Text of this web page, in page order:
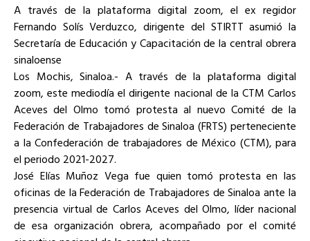
A través de la plataforma digital zoom, el ex regidor
Fernando Solís Verduzco, dirigente del STIRTT asumió la
Secretaría de Educación y Capacitación de la central obrera
sinaloense
Los Mochis, Sinaloa.- A través de la plataforma digital
zoom, este mediodía el dirigente nacional de la CTM Carlos
Aceves del Olmo tomó protesta al nuevo Comité de la
Federación de Trabajadores de Sinaloa (FRTS) perteneciente
a la Confederación de trabajadores de México (CTM), para
el periodo 2021-2027.
José Elías Muñoz Vega fue quien tomó protesta en las
oficinas de la Federación de Trabajadores de Sinaloa ante la
presencia virtual de Carlos Aceves del Olmo, líder nacional
de esa organización obrera, acompañado por el comité